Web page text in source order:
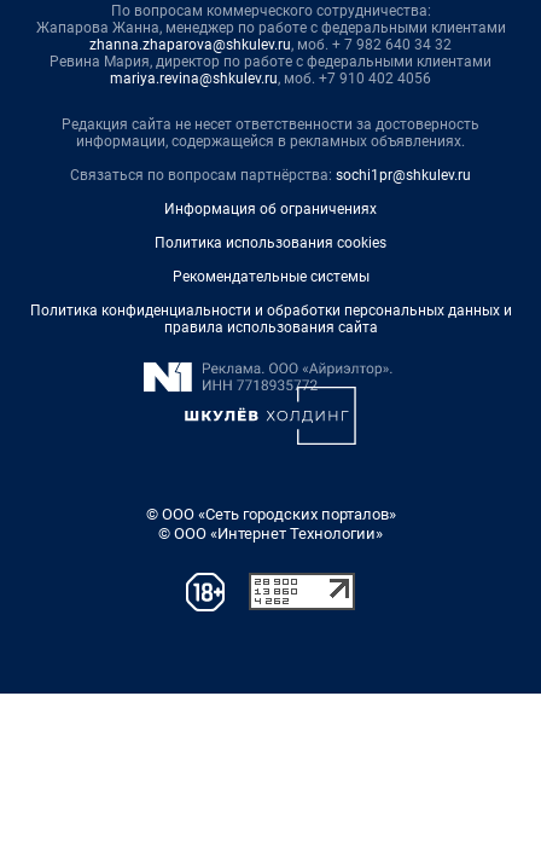
По вопросам коммерческого сотрудничества:
Жапарова Жанна, менеджер по работе с федеральными клиентами
zhanna.zhaparova@shkulev.ru, моб. + 7 982 640 34 32
Ревина Мария, директор по работе с федеральными клиентами
mariya.revina@shkulev.ru, моб. +7 910 402 4056
Редакция сайта не несет ответственности за достоверность
информации, содержащейся в рекламных объявлениях.
Связаться по вопросам партнёрства: sochi1pr@shkulev.ru
Информация об ограничениях
Политика использования cookies
Рекомендательные системы
Политика конфиденциальности и обработки персональных данных и
правила использования сайта
© ООО «Сеть городских порталов»
© ООО «Интернет Технологии»